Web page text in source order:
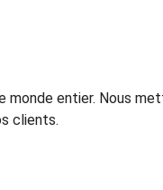
monde entier. Nous
clients.